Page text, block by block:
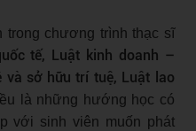
trong chương trình thạc sĩ
tế, Luật kinh doanh –
và sở hữu trí tuệ, Luật lao
là những hướng học có
với sinh viên muốn phát